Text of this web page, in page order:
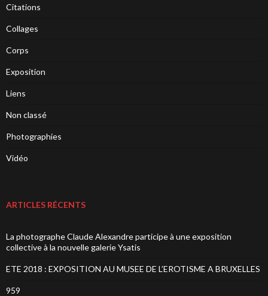
Citations
Collages
Corps
Exposition
Liens
Non classé
Photographies
Vidéo
ARTICLES RÉCENTS
La photographe Claude Alexandre participe à une exposition
collective à la nouvelle galerie Ysatis
ETE 2018 : EXPOSITION AU MUSEE DE L’EROTISME A BRUXELLES
959